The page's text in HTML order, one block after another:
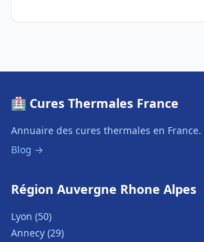
🏥 Cures Thermales France
Annuaire des cures thermales en France.
Blog →
Région Auvergne Rhone Alpes
Lyon (50)
Annecy (29)